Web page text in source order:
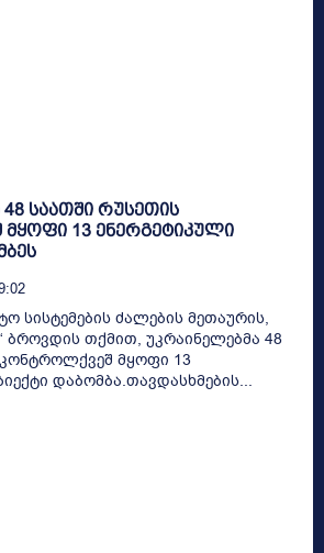
საათში რუსეთის
13 ენერგეტიკული
სისტემების ძალების მეთაურის,
ბროვდის თქმით, უკრაინელებმა 48
მყოფი 13
დაბომბა.თავდასხმების...